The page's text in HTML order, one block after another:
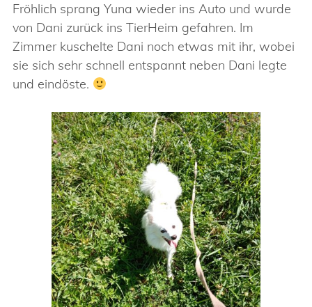
Fröhlich sprang Yuna wieder ins Auto und wurde
von Dani zurück ins TierHeim gefahren. Im
Zimmer kuschelte Dani noch etwas mit ihr, wobei
sie sich sehr schnell entspannt neben Dani legte
und eindöste.